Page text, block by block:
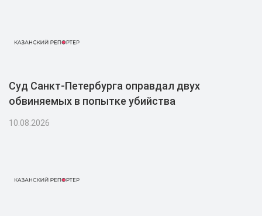
Суд Санкт-Петербурга оправдал двух
обвиняемых в попытке убийства
10.08.2026